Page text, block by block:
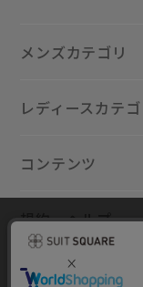
メンズカテゴリ
レディースカテゴ
コンテンツ
規約・ヘルプ
当サイトでは利用体験
ックの分析を目的とし